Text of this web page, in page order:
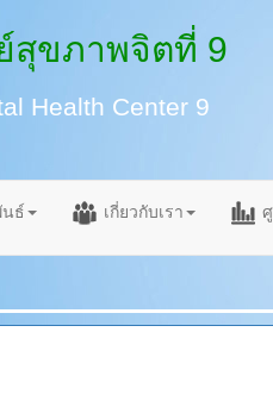
สุขภาพจิตที่ 9
Health Center 9
ธ์ เกี่ยวกับเรา